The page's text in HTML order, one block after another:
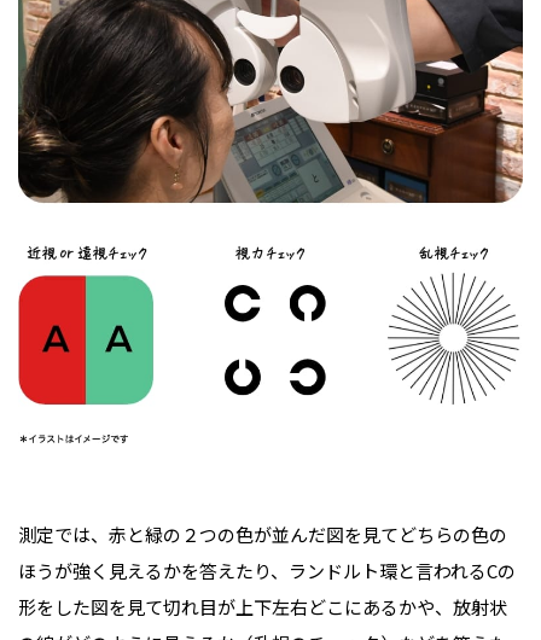
測定では、赤と緑の２つの色が並んだ図を見てどちらの色の
ほうが強く見えるかを答えたり、ランドルト環と言われるCの
形をした図を見て切れ目が上下左右どこにあるかや、放射状